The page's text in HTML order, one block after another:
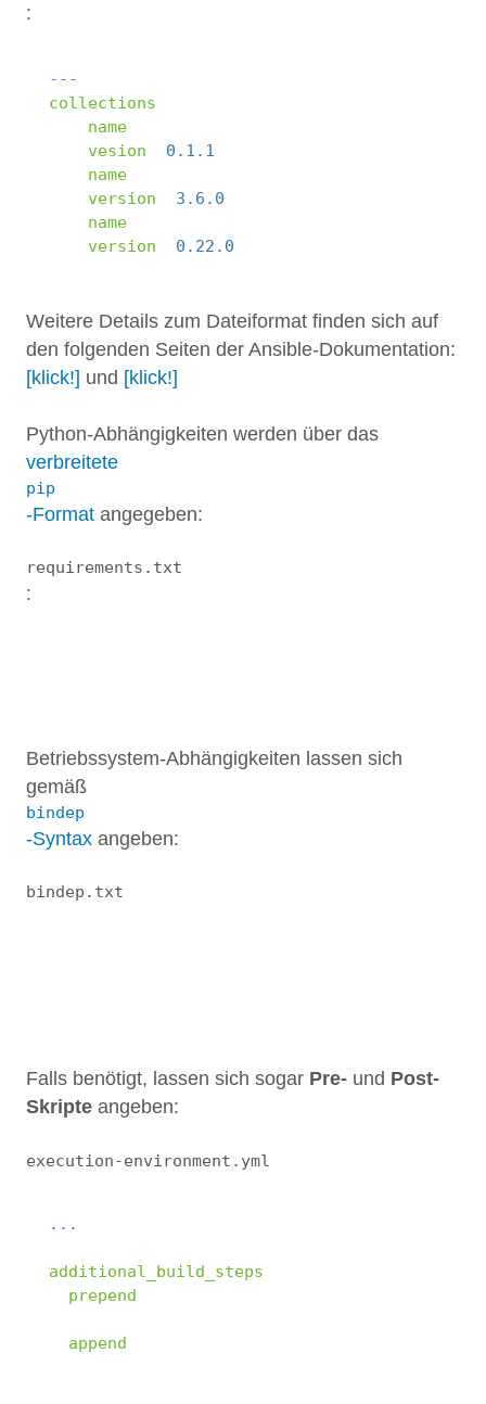
:
---
collections
name
vesion
0.1.1
name
version
3.6.0
name
version 0.22.0
Weitere Details zum Dateiformat finden sich auf
den folgenden Seiten der Ansible-Dokumentation:
[klick!] und [klick!]
Python-Abhängigkeiten werden über das
verbreitete
pip
-Format angegeben:
requirements.txt
:
Betriebssystem-Abhängigkeiten lassen sich
gemäß
bindep
-Syntax angeben:
bindep.txt
Falls benötigt, lassen sich sogar Pre- und Post-
Skripte angeben:
execution-environment.yml
...
additional_build_steps
prepend
append